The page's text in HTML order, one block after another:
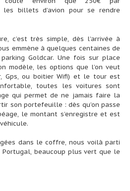
les billets d’avion pour se rendre
c’est très simple, dès l’arrivée à
emmène à quelques centaines de
Goldcar. Une fois sur place
modèle, les options que l’on veut
Gps, ou boitier Wifi) et le tour est
toutes les voitures sont
qui permet de ne jamais faire la
son portefeuille : dès qu’on passe
le montant s’enregistre et est
dans le coffre, nous voilà parti
beaucoup plus vert que le